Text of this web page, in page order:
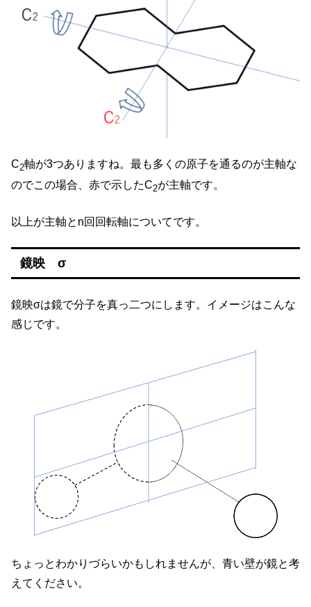
C2軸が3つありますね。最も多くの原子を通るのが主軸な
のでこの場合、赤で示したC2が主軸です。
以上が主軸とn回回転軸についてです。
鏡映 σ
鏡映σは鏡で分子を真っ二つにします。イメージはこんな
感じです。
ちょっとわかりづらいかもしれませんが、青い壁が鏡と考
えてください。